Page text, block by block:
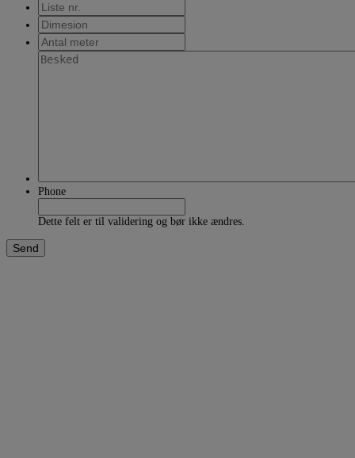
Phone
Dette felt er til validering og bør ikke ændres.